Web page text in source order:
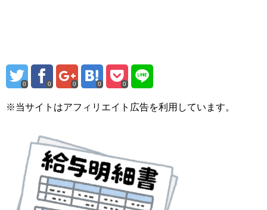
0 0 0 0 0
※当サイトはアフィリエイト広告を利用しています。